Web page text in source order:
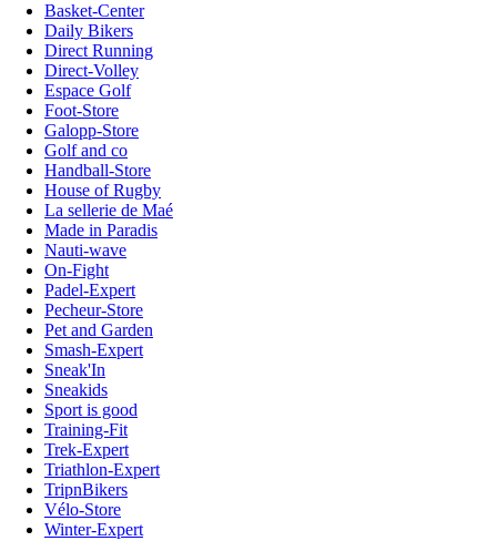
Basket-Center
Daily Bikers
Direct Running
Direct-Volley
Espace Golf
Foot-Store
Galopp-Store
Golf and co
Handball-Store
House of Rugby
La sellerie de Maé
Made in Paradis
Nauti-wave
On-Fight
Padel-Expert
Pecheur-Store
Pet and Garden
Smash-Expert
Sneak'In
Sneakids
Sport is good
Training-Fit
Trek-Expert
Triathlon-Expert
TripnBikers
Vélo-Store
Winter-Expert